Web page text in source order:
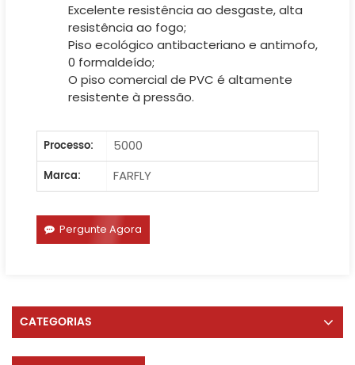
Excelente resistência ao desgaste, alta
resistência ao fogo;
Piso ecológico antibacteriano e antimofo,
0 formaldeído;
O piso comercial de PVC é altamente
resistente à pressão.
Processo:
5000
Marca:
FARFLY
Pergunte Agora
CATEGORIAS